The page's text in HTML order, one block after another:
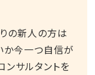
の新人の方は
か今一つ自信が
サルタントを